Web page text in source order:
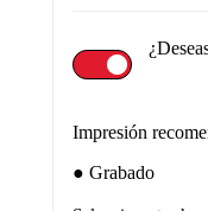
Impresión
Grabado